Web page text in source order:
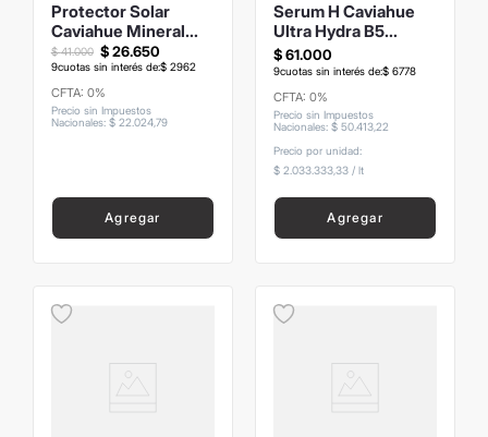
Protector Solar
Caviahue Mineral
Eco Outdoor Sin
Tono
$ 26.650
$ 41.000
9cuotas sin interés de:$ 2962
CFTA: 0%
Precio sin Impuestos
Nacionales: $ 22 024,79
Agregar
Serum H Caviahue
Ultra Hydra B5
Frasco 30ml
$61.000
9cuotas sin interés de:$ 6778
CFTA: 0%
Precio sin Impuestos
Nacionales: $ 5041322
Precio por unidad:
$ 2.033.333,33 / lt
Agregar